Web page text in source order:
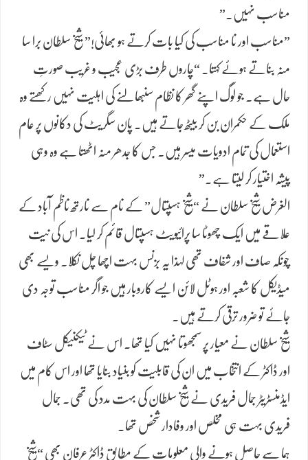
مناسب نہیں۔”
​”مناسب اور نا مناسب کی کیا بات کرتے ہو بھائی!” شیخ سلطان برا سا
منہ بناتے ہوئے کہتا۔ “چاروں طرف بڑی عجیب و غریب صورتِ
حال ہے۔ جو لوگ اپنے گھر کا نظام سنبھالنے کی اہلیت نہیں رکھتے وہ
ملک کے حکمران بن کر بیٹھ جاتے ہیں۔ پان سگریٹ کی دکانوں پر عام
استعمال کی تمام ادویات میسر ہیں۔ جس کا جدھر منہ اٹھتا ہے وہ وہی
پیشہ اختیار کر لیتا ہے۔”
​الغرض شیخ سلطان نے “شیخ ہسپتال” کے نام سے نارتھ ناظم آباد کے
علاقے میں ایک چھوٹا سا پرائیویٹ ہسپتال قائم کر لیا۔ اس کی نیت
چونکہ صاف اور شفاف تھی لہذا یہ بزنس بہت اچھا چل نکلا۔ ویسے بھی
میڈیکل کا شعبہ اور ہوٹل لائن ایسے کاروبار ہیں جو اگر مناسب توجہ دی
جائے تو ضرور ترقی کرتے ہیں۔
​شیخ سلطان نے معیار پر سمجھوتا نہیں کیا تھا۔ اس نے ٹیکنیکل سٹاف
اور ڈاکٹر کے انتخاب میں ان کی قابلیت کو بنیاد بنایا تھا اور اس کام میں
ایڈمنسٹریٹر جمال فریدی نے شیخ سلطان کی بہت مدد کی تھی۔ جمال
فریدی بہت ہی مخلص اور وفادار شخص تھا۔
​ہما سے حاصل ہونے والی معلومات کے مطابق ڈاکٹر عرفان بھی “شیخ